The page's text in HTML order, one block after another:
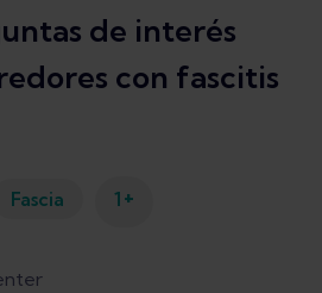
de interés
con fascitis
Fascia 1 +